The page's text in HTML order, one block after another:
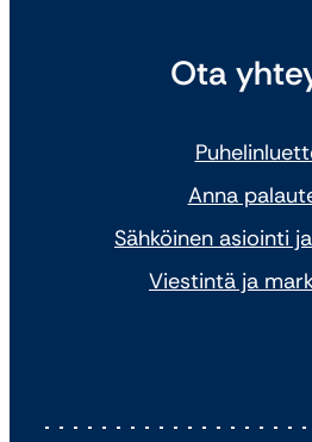
Ota
Anna
Sähköinen asiointi
Viestintä ja